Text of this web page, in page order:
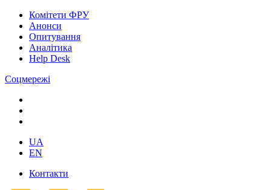
Комітети ФРУ
Анонси
Опитування
Аналітика
Help Desk
Соцмережі
UA
EN
Контакти